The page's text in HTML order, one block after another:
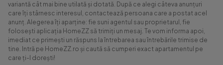
variantă cât mai bine utilată și dotată. După ce alegi câteva anunțuri
care îți stârnesc interesul, contactează persoana care a postat acel
anunț. Alegerea îți aparține: fie suni agentul sau proprietarul, fie
folosești aplicația HomeZZ să trimiți un mesaj. Te vom informa apoi,
imediat ce primești un răspuns la întrebarea sau întrebările trimise de
tine. Intră pe HomeZZ.ro și caută să cumperi exact apartamentul pe
care ți-l dorești!